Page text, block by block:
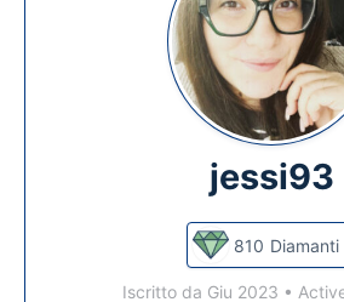
jessi93
810 Diamanti
Iscritto da Giu 2023 •